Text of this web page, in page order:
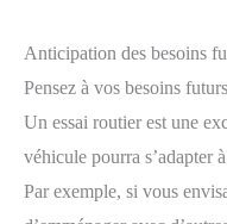
Anticipation des besoins
Pensez à vos besoins
Un essai routier est une
véhicule pourra s’adapter
Par exemple, si vous